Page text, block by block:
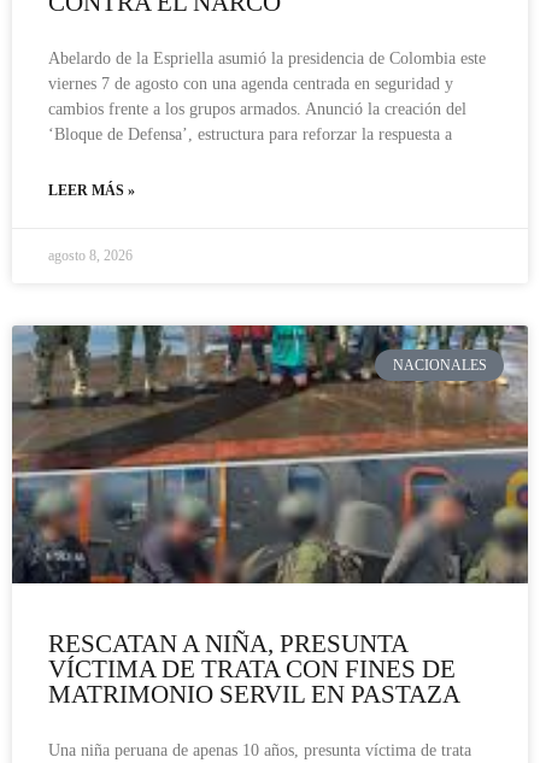
Abelardo de la Espriella asumió la presidencia de Colombia este
viernes 7 de agosto con una agenda centrada en seguridad y
cambios frente a los grupos armados. Anunció la creación del
‘Bloque de Defensa’, estructura para reforzar la respuesta a
LEER MÁS »
agosto 8, 2026
NACIONALES
RESCATAN A NIÑA, PRESUNTA
VÍCTIMA DE TRATA CON FINES DE
MATRIMONIO SERVIL EN PASTAZA
Una niña peruana de apenas 10 años, presunta víctima de trata